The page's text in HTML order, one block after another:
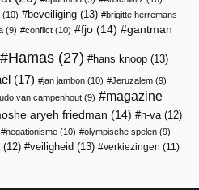
(10) beveiliging (13)
brigitte herremans
(9) conflict (10) fjo (14) gantman
Hamas (27) hans knoop (13)
(17) jan jambon (10) Jeruzalem (9)
van campenhout (9)
magazine
aryeh friedman (14) n-va (12)
negationisme (10) olympische spelen (9)
(12) veiligheid (13) verkiezingen (11)